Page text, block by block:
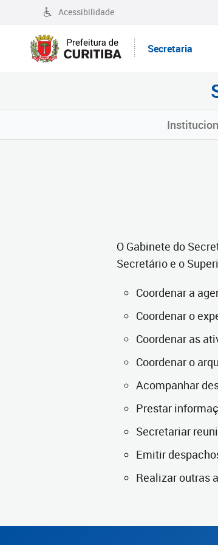
Acessibilidade
Secretaria
O Gabinete do
Secretário e o
Coordenar a
Coordenar o
Coordenar as
Coordenar o
Acompanhar
Prestar
Secretariar
Emitir
Realizar outras